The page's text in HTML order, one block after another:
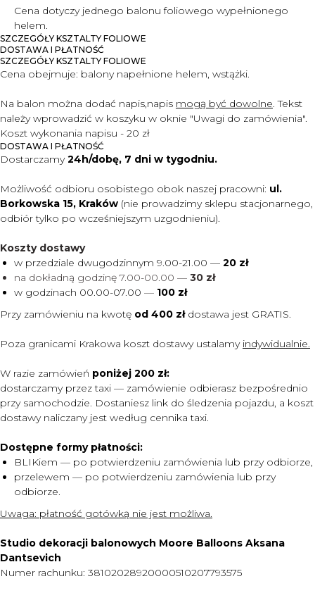
Cena dotyczy jednego balonu foliowego wypełnionego
helem.
SZCZEGÓŁY KSZTALTY FOLIOWE
DOSTAWA I PŁATNOŚĆ
SZCZEGÓŁY KSZTALTY FOLIOWE
Cena obejmuje: balony napełnione helem, wstążki.
Na balon można dodać napis,napis mogą być dowolne. Tekst
należy wprowadzić w koszyku w oknie "Uwagi do zamówienia".
Koszt wykonania napisu - 20 zł
DOSTAWA I PŁATNOŚĆ
Dostarczamy24h/dobę, 7 dni w tygodniu.
Możliwość odbioru osobistego obok naszej pracowni: ul.
Borkowska 15, Kraków (nie prowadzimy sklepu stacjonarnego,
odbiór tylko po wcześniejszym uzgodnieniu).
Koszty dostawy
w przedziale dwugodzinnym 9.00-21.00 — 20 zł
na dokładną godzinę 7.00-00.00 — 30 zł
w godzinach 00.00-07.00 — 100 zł
Przy zamówieniu na kwotę od 400 zł dostawa jest GRATIS.
Poza granicami Krakowa koszt dostawy ustalamy indywidualnie.
W razie zamówień poniżej 200 zł:
dostarczamy przez taxi — zamówienie odbierasz bezpośrednio
przy samochodzie. Dostaniesz link do śledzenia pojazdu, a koszt
dostawy naliczany jest według cennika taxi.
Dostępne formy płatności:
BLIKiem — po potwierdzeniu zamówienia lub przy odbiorze,
przelewem — po potwierdzeniu zamówienia lub przy
odbiorze.
Uwaga: płatność gotówką nie jest możliwa.
Studio dekoracji balonowych Moore Balloons Aksana
Dantsevich
Numer rachunku: 38102028920000510207793575
KONTAKT
O NAS
MENU